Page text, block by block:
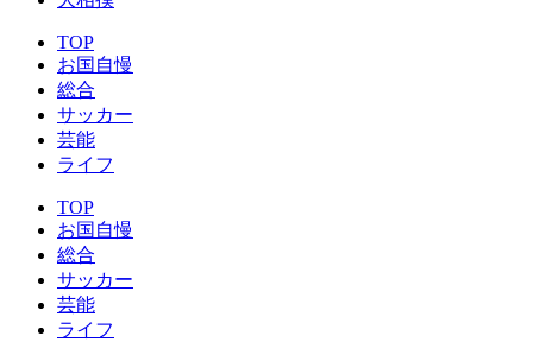
TOP
お国自慢
総合
サッカー
芸能
ライフ
TOP
お国自慢
総合
サッカー
芸能
ライフ